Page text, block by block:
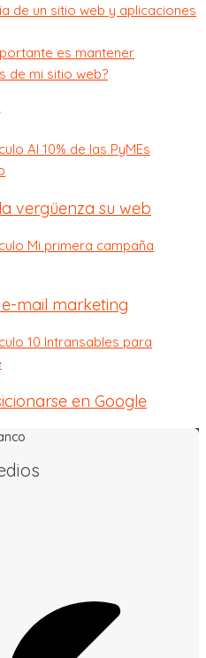
de un sitio web y aplicaciones
es mantener
de mi sitio web?
vergüenza su web
mail marketing
en Google